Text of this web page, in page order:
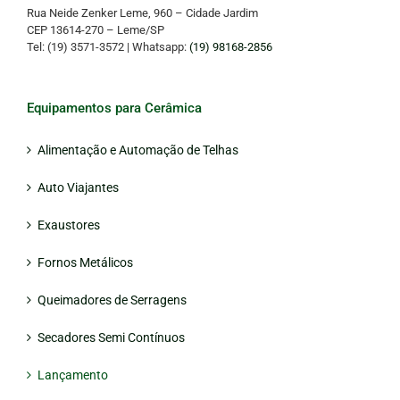
Rua Neide Zenker Leme, 960 – Cidade Jardim
CEP 13614-270 – Leme/SP
Tel: (19) 3571-3572 | Whatsapp: (19) 98168-2856
Equipamentos para Cerâmica
Alimentação e Automação de Telhas
Auto Viajantes
Exaustores
Fornos Metálicos
Queimadores de Serragens
Secadores Semi Contínuos
Lançamento